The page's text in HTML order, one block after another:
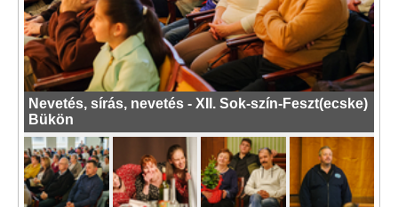
Nevetés, sírás, nevetés - XII. Sok-szín-Feszt(ecske)
Bükön